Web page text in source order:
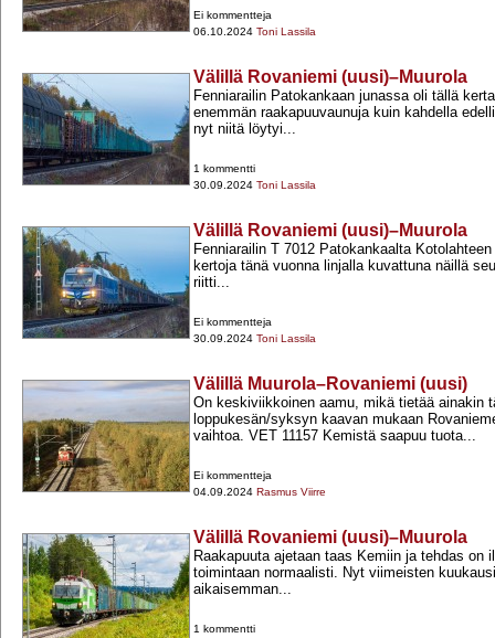
Ei kommentteja
06.10.2024 Toni Lassila
Välillä Rovaniemi (uusi)–Muurola
Fenniarailin Patokankaan junassa oli tällä
enemmän raakapuuvaunuja kuin kahdella
nyt niitä löytyi...
1 kommentti
30.09.2024 Toni Lassila
Välillä Rovaniemi (uusi)–Muurola
Fenniarailin T 7012 Patokankaalta
kertoja tänä vuonna linjalla kuvattuna näillä
riitti...
Ei kommentteja
30.09.2024 Toni Lassila
Välillä Muurola–Rovaniemi (uusi)
On keskiviikkoinen aamu, mikä tietää ainakin
loppukesän/syksyn kaavan mukaan
vaihtoa. VET 11157 Kemistä saapuu tuota...
Ei kommentteja
04.09.2024 Rasmus Viirre
Välillä Rovaniemi (uusi)–Muurola
Raakapuuta ajetaan taas Kemiin ja tehdas on
toimintaan normaalisti. Nyt viimeisten
aikaisemman...
1 kommentti